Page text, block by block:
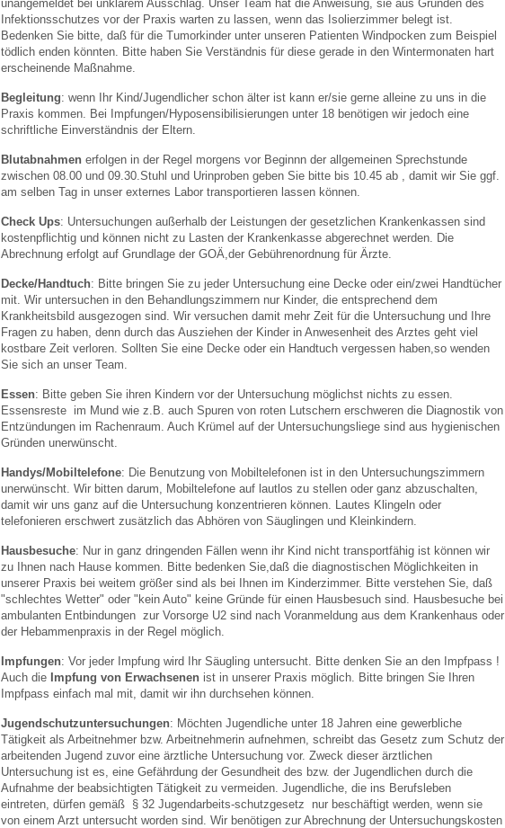
unangemeldet bei unklarem Ausschlag. Unser Team hat die Anweisung, sie aus Gründen des
Infektionsschutzes vor der Praxis warten zu lassen, wenn das Isolierzimmer belegt ist.
Bedenken Sie bitte, daß für die Tumorkinder unter unseren Patienten Windpocken zum Beispiel
tödlich enden könnten. Bitte haben Sie Verständnis für diese gerade in den Wintermonaten hart
erscheinende Maßnahme.
Begleitung: wenn Ihr Kind/Jugendlicher schon älter ist kann er/sie gerne alleine zu uns in die
Praxis kommen. Bei Impfungen/Hyposensibilisierungen unter 18 benötigen wir jedoch eine
schriftliche Einverständnis der Eltern.
Blutabnahmen erfolgen in der Regel morgens vor Beginnn der allgemeinen Sprechstunde
zwischen 08.00 und 09.30.Stuhl und Urinproben geben Sie bitte bis 10.45 ab , damit wir Sie ggf.
am selben Tag in unser externes Labor transportieren lassen können.
Check Ups: Untersuchungen außerhalb der Leistungen der gesetzlichen Krankenkassen sind
kostenpflichtig und können nicht zu Lasten der Krankenkasse abgerechnet werden. Die
Abrechnung erfolgt auf Grundlage der GOÄ,der Gebührenordnung für Ärzte.
Decke/Handtuch: Bitte bringen Sie zu jeder Untersuchung eine Decke oder ein/zwei Handtücher
mit. Wir untersuchen in den Behandlungszimmern nur Kinder, die entsprechend dem
Krankheitsbild ausgezogen sind. Wir versuchen damit mehr Zeit für die Untersuchung und Ihre
Fragen zu haben, denn durch das Ausziehen der Kinder in Anwesenheit des Arztes geht viel
kostbare Zeit verloren. Sollten Sie eine Decke oder ein Handtuch vergessen haben,so wenden
Sie sich an unser Team.
Essen: Bitte geben Sie ihren Kindern vor der Untersuchung möglichst nichts zu essen.
Essensreste im Mund wie z.B. auch Spuren von roten Lutschern erschweren die Diagnostik von
Entzündungen im Rachenraum. Auch Krümel auf der Untersuchungsliege sind aus hygienischen
Gründen unerwünscht.
Handys/Mobiltelefone: Die Benutzung von Mobiltelefonen ist in den Untersuchungszimmern
unerwünscht. Wir bitten darum, Mobiltelefone auf lautlos zu stellen oder ganz abzuschalten,
damit wir uns ganz auf die Untersuchung konzentrieren können. Lautes Klingeln oder
telefonieren erschwert zusätzlich das Abhören von Säuglingen und Kleinkindern.
Hausbesuche: Nur in ganz dringenden Fällen wenn ihr Kind nicht transportfähig ist können wir
zu Ihnen nach Hause kommen. Bitte bedenken Sie,daß die diagnostischen Möglichkeiten in
unserer Praxis bei weitem größer sind als bei Ihnen im Kinderzimmer. Bitte verstehen Sie, daß
"schlechtes Wetter" oder "kein Auto" keine Gründe für einen Hausbesuch sind. Hausbesuche bei
ambulanten Entbindungen zur Vorsorge U2 sind nach Voranmeldung aus dem Krankenhaus oder
der Hebammenpraxis in der Regel möglich.
Impfungen: Vor jeder Impfung wird Ihr Säugling untersucht. Bitte denken Sie an den Impfpass !
Auch die Impfung von Erwachsenen ist in unserer Praxis möglich. Bitte bringen Sie Ihren
Impfpass einfach mal mit, damit wir ihn durchsehen können.
Jugendschutzuntersuchungen: Möchten Jugendliche unter 18 Jahren eine gewerbliche
Tätigkeit als Arbeitnehmer bzw. Arbeitnehmerin aufnehmen, schreibt das Gesetz zum Schutz der
arbeitenden Jugend zuvor eine ärztliche Untersuchung vor. Zweck dieser ärztlichen
Untersuchung ist es, eine Gefährdung der Gesundheit des bzw. der Jugendlichen durch die
Aufnahme der beabsichtigten Tätigkeit zu vermeiden. Jugendliche, die ins Berufsleben
eintreten, dürfen gemäß § 32 Jugendarbeits-schutzgesetz nur beschäftigt werden, wenn sie
von einem Arzt untersucht worden sind. Wir benötigen zur Abrechnung der Untersuchungskosten